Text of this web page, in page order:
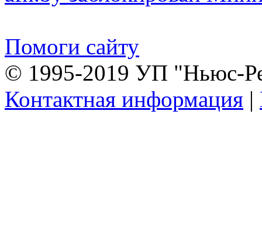
Помоги сайту
© 1995-2019 УП "Ньюс-
Контактная информация |